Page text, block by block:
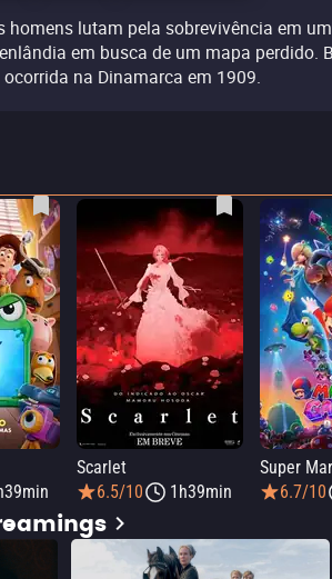
homens lutam pela sobrevivência em
em busca de um mapa perdido.
ocorrida na Dinamarca em 1909.
Scarlet
6.5/10
1h39min
6.7/10